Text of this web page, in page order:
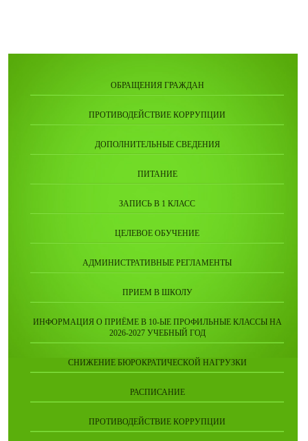
ОБРАЩЕНИЯ ГРАЖДАН
ПРОТИВОДЕЙСТВИЕ КОРРУПЦИИ
ДОПОЛНИТЕЛЬНЫЕ СВЕДЕНИЯ
ПИТАНИЕ
ЗАПИСЬ В 1 КЛАСС
ЦЕЛЕВОЕ ОБУЧЕНИЕ
АДМИНИСТРАТИВНЫЕ РЕГЛАМЕНТЫ
ПРИЕМ В ШКОЛУ
ИНФОРМАЦИЯ О ПРИЁМЕ В 10-ЫЕ ПРОФИЛЬНЫЕ КЛАССЫ НА
2026-2027 УЧЕБНЫЙ ГОД
СНИЖЕНИЕ БЮРОКРАТИЧЕСКОЙ НАГРУЗКИ
РАСПИСАНИЕ
ПРОТИВОДЕЙСТВИЕ КОРРУПЦИИ